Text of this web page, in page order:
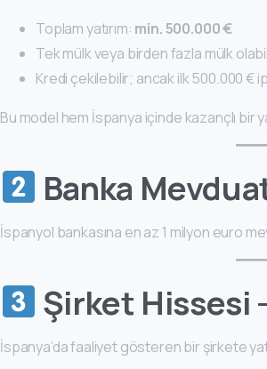
Toplam yatırım: min. 500.000 €
Tek mülk veya birden fazla mülk
Kredi çekilebilir; ancak ilk 500.000 €
Bu model hem İspanya içinde kazançlı bir
Banka
İspanyol bankasına en az 1 milyon euro
Şirket Hissesi
İspanya’da faaliyet gösteren bir şirkete